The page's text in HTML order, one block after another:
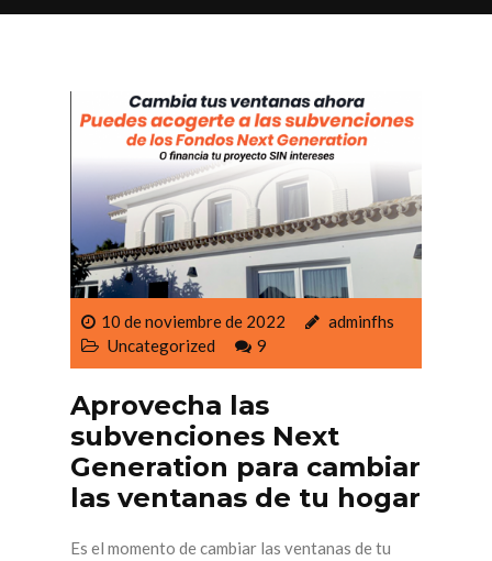
10 de noviembre de 2022
adminfhs
Uncategorized
9
Aprovecha las
subvenciones Next
Generation para cambiar
las ventanas de tu hogar
Es el momento de cambiar las ventanas de tu